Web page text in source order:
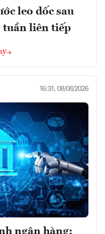
leo dốc sau
tuần liên tiếp
16:31, 08/08/2026
ngân hàng: